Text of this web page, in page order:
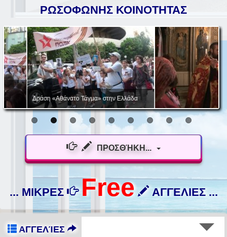
ΡΩΣΟΦΩΝΗΣ ΚΟΙΝΟΤΗΤΑΣ
Δράση «Αθάνατο Τάγμα» στην Ελλάδα
ΠΡΟΣΘΉΚΗ...
... ΜΙΚΡΕΣ Free ΑΓΓΕΛΙΕΣ ...
ΑΓΓΕΛΊΕΣ